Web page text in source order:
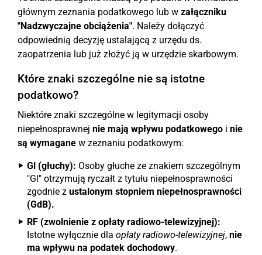
głównym zeznania podatkowego lub w załączniku
"Nadzwyczajne obciążenia". Należy dołączyć
odpowiednią decyzję ustalającą z urzędu ds.
zaopatrzenia lub już złożyć ją w urzędzie skarbowym.
Które znaki szczególne nie są istotne
podatkowo?
Niektóre znaki szczególne w legitymacji osoby
niepełnosprawnej nie mają wpływu podatkowego i nie
są wymagane w zeznaniu podatkowym:
Gl (głuchy): Osoby głuche ze znakiem szczególnym
"Gl" otrzymują ryczałt z tytułu niepełnosprawności
zgodnie z ustalonym stopniem niepełnosprawności
(GdB).
RF (zwolnienie z opłaty radiowo-telewizyjnej):
Istotne wyłącznie dla opłaty radiowo-telewizyjnej, nie
ma wpływu na podatek dochodowy.